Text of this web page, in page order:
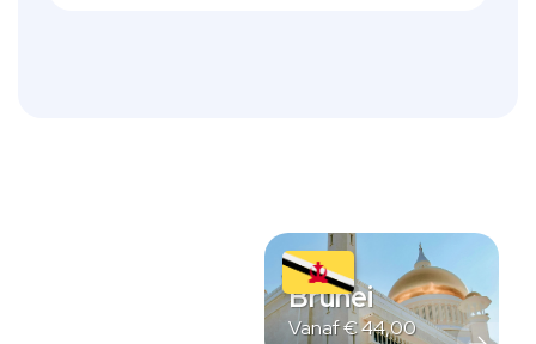
Brunei
Vanaf€44,00